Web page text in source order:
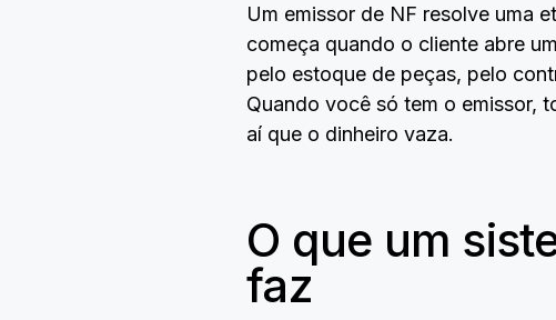
Um emissor de NF resolve uma
começa quando o cliente abre
pelo estoque de peças, pelo
Quando você só tem o emissor,
aí que o dinheiro vaza.
O que um
faz